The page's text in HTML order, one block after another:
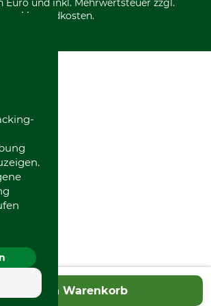
In den Warenkorb
Euro und inkl. Mehrwertsteuer zzgl.
Versandkosten.